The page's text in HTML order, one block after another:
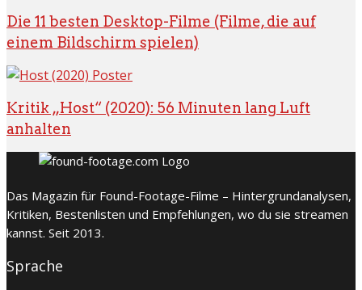
Die 11 besten Desktop-Filme (Filme, die auf
einem Bildschirm spielen)
Kritik „Host“ (2020): 56 Minuten lang Luft
anhalten
Das Magazin für Found-Footage-Filme – Hintergrundanalysen,
Kritiken, Bestenlisten und Empfehlungen, wo du sie streamen
kannst. Seit 2013.
Sprache